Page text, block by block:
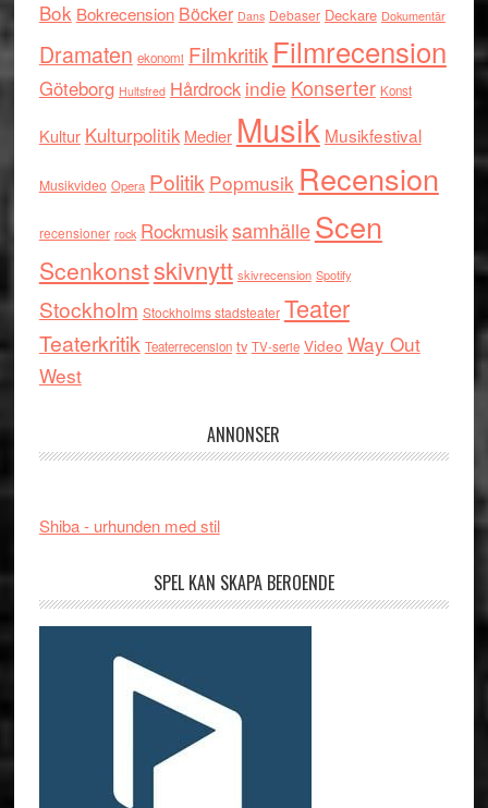
Bok Bokrecension Böcker Dans Debaser Deckare Dokumentär
Dramaten ekonomi Filmkritik Filmrecension
Göteborg Hultsfred Hårdrock indie Konserter Konst
Kultur Kulturpolitik Medier Musik Musikfestival
Musikvideo Opera Politik Popmusik Recension
recensioner rock RockmusiksamhälleScen
Scenkonstskivnytt skivrecension Spotify
Stockholm Stockholms stadsteater Teater
Teaterkritik Teaterrecension tv TV-serie Video Way Out
West
ANNONSER
Shiba - urhunden med stil
SPEL KAN SKAPA BEROENDE